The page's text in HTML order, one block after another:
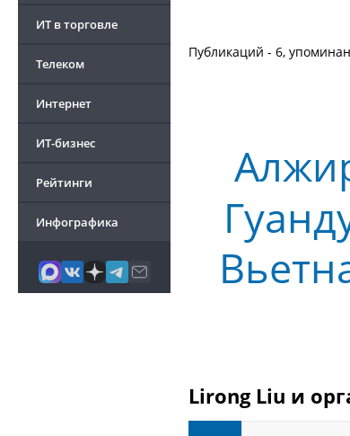
ИТ в торговле
Телеком
Интернет
ИТ-бизнес
Рейтинги
Инфографика
Публикаций - 6,
Lirong Liu и